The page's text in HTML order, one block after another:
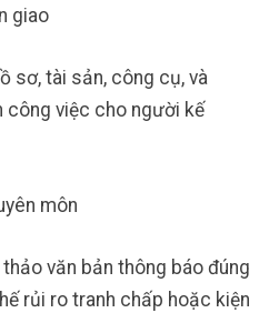
giao
sơ, tài sản, công cụ, và
công việc cho người kế
môn
văn bản thông báo đúng
rủi ro tranh chấp hoặc kiện